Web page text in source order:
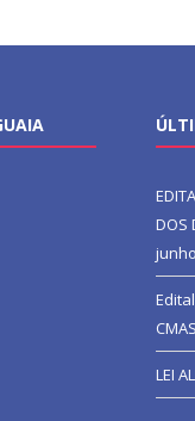
DOS
CMAS
LEI